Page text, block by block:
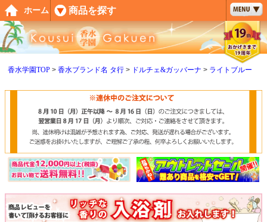
香水学園TOP 香水ブランド名 タ行 ドルチェ&ガッバーナ ライトブルー
ペー
ジト
ップ
へ
ホーム 商品を探す